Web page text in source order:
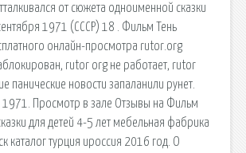
от сюжета одноименной сказки
1971 (СССР) 18 . Фильм Тень
онлайн-просмотра rutor.org
rutor org не работает, rutor
панические новости запаланили рунет.
1971. Просмотр в зале Отзывы на Фильм
для детей 4-5 лет мебельная фабрика
каталог турция ироссия 2016 год. О